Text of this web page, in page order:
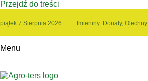
Przejdź do treści
piątek 7 Sierpnia 2026 Imieniny: Donaty,
Menu